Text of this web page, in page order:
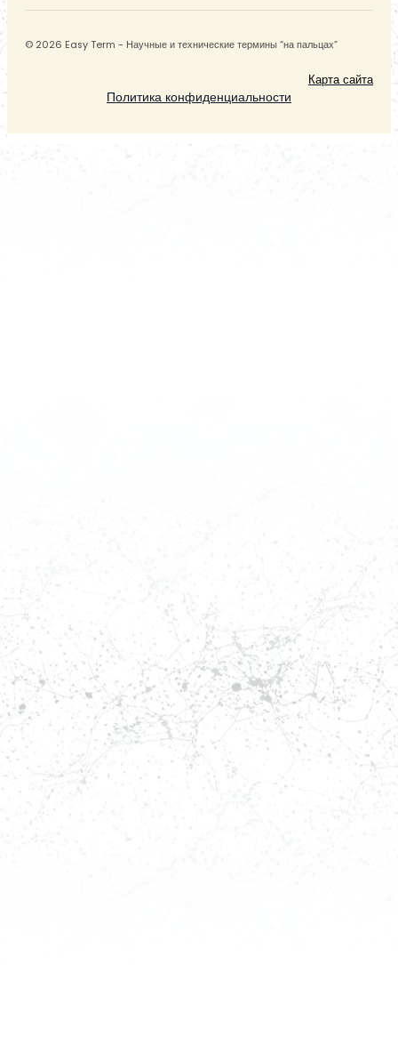
© 2026 Easy Term - Научные и технические термины “на пальцах”
Карта сайта
Политика конфиденциальности